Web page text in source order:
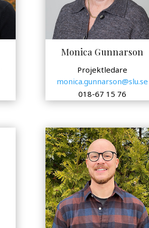
Monica Gunnarson
Projektledare
monica.gunnarson@slu.se
018-67 15 76